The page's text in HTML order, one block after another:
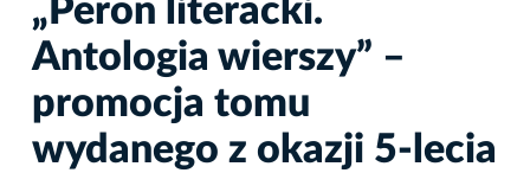
„Peron literacki.
Antologia wierszy” –
promocja tomu
wydanego z okazji 5-lecia